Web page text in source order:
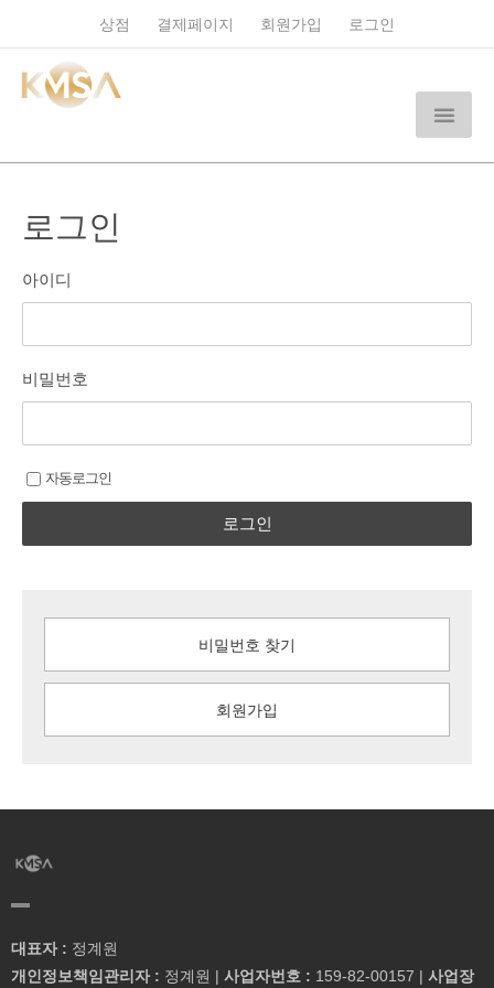
상점 결제페이지 회원가입 로그인
로그인
아이디
비밀번호
자동로그인
로그인
비밀번호 찾기
회원가입
대표자 : 정계원
개인정보책임관리자 : 정계원 | 사업자번호 : 159-82-00157 | 사업장